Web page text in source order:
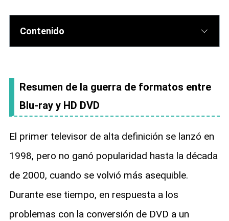
Contenido
Resumen de la guerra de formatos entre
Blu-ray y HD DVD
El primer televisor de alta definición se lanzó en
1998, pero no ganó popularidad hasta la década
de 2000, cuando se volvió más asequible.
Durante ese tiempo, en respuesta a los
problemas con la conversión de DVD a un